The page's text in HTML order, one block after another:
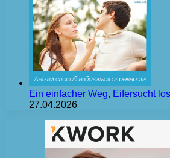
Ein einfacher Weg, Eifersucht
27.04.2026